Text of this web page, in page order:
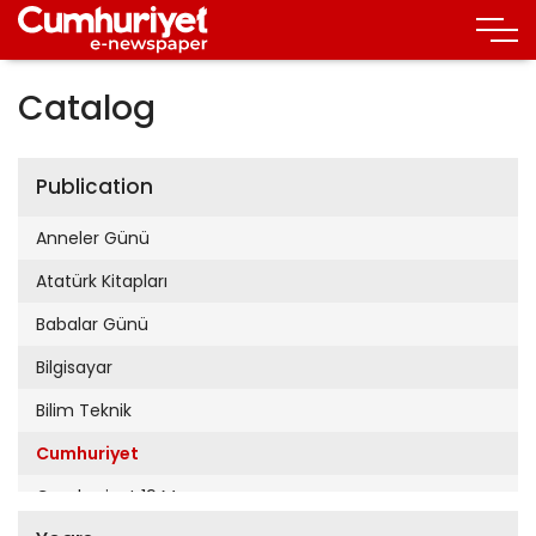
Catalog
Publication
Anneler Günü
Atatürk Kitapları
Babalar Günü
Bilgisayar
Bilim Teknik
Cumhuriyet
Cumhuriyet 19 Mayıs